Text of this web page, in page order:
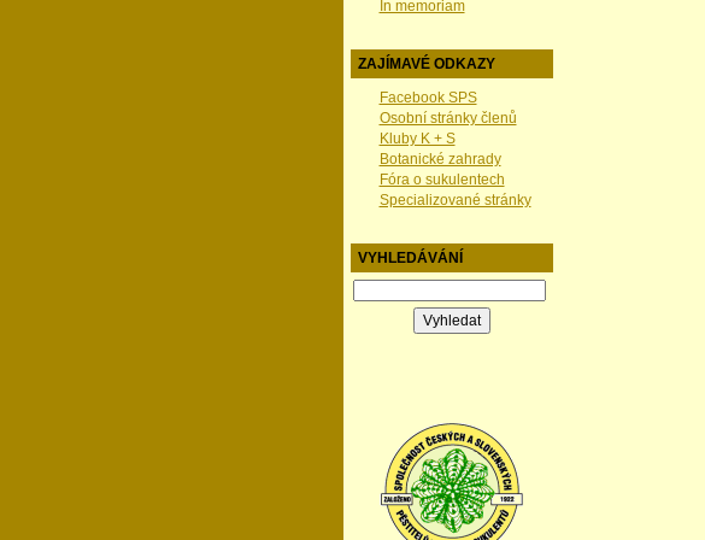
In memoriam
ZAJÍMAVÉ ODKAZY
Facebook SPS
Osobní stránky členů
Kluby K + S
Botanické zahrady
Fóra o sukulentech
Specializované stránky
VYHLEDÁVÁNÍ